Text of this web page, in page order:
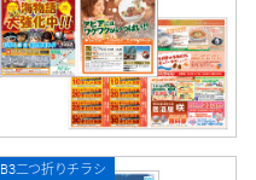
B3二つ折りチラシ